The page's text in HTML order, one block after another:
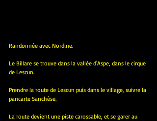
Randonnée avec Nordine.
Le Billare se trouve dans la vallée d'Aspe, dans le cirque
de Lescun.
Prendre la route de Lescun puis dans le village, suivre la
pancarte Sanchèse.
La route devient une piste carossable, et se garer au